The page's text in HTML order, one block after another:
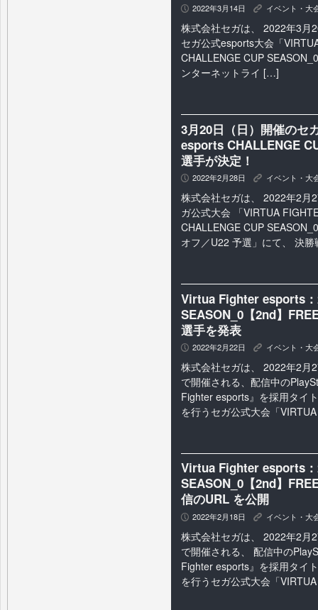
P 2022年3月14日 K イベント・大
株式会社セガは、 2022年3月
セガ公式esports大会「
CHALLENGE CUP
ンターネットライ […]
3月20日（日）開催のセ
esports CHALLENGE
選手が決定！
P 2022年2月28日 K イベント・大
株式会社セガは、 2022年2月
ガ公式大会 「VIRTUA
CHALLENGE CUP
オフ／U22 予選」にて、 決
Virtua Fighter esports：
SEASON_0【2nd】
選手を発表
P 2022年2月22日 K イベント・大
株式会社セガは、 2022年2月
で開催される、配信中の
Fighter esports』を採用タイ
を行うセガ公式大会「
Virtua Fighter esports：
SEASON_0【2nd】
信のURL を公開
P 2022年2月18日 K イベント・大
株式会社セガは、 2022年2月
で開催される、 配信中の
Fighter esports』を採用タイ
を行うセガ公式大会「